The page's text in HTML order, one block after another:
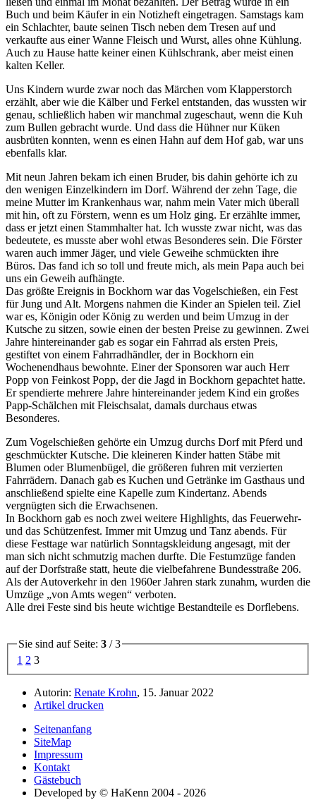
Buch und beim Käufer in ein Notizheft eingetragen. Samstags kam
ein Schlachter, baute seinen Tisch neben dem Tresen auf und
verkaufte aus einer Wanne Fleisch und Wurst, alles ohne Kühlung.
Auch zu Hause hatte keiner einen Kühlschrank, aber meist einen
kalten Keller.
Uns Kindern wurde zwar noch das Märchen vom Klapperstorch
erzählt, aber wie die Kälber und Ferkel entstanden, das wussten wir
genau, schließlich haben wir manchmal zugeschaut, wenn die Kuh
zum Bullen gebracht wurde. Und dass die Hühner nur Küken
ausbrüten konnten, wenn es einen Hahn auf dem Hof gab, war uns
ebenfalls klar.
Mit neun Jahren bekam ich einen Bruder, bis dahin gehörte ich zu
den wenigen Einzelkindern im Dorf. Während der zehn Tage, die
meine Mutter im Krankenhaus war, nahm mein Vater mich überall
mit hin, oft zu Förstern, wenn es um Holz ging. Er erzählte immer,
dass er jetzt einen Stammhalter hat. Ich wusste zwar nicht, was das
bedeutete, es musste aber wohl etwas Besonderes sein. Die Förster
waren auch immer Jäger, und viele Geweihe schmückten ihre
Büros. Das fand ich so toll und freute mich, als mein Papa auch bei
uns ein Geweih aufhängte.
Das größte Ereignis in Bockhorn war das Vogelschießen, ein Fest
für Jung und Alt. Morgens nahmen die Kinder an Spielen teil. Ziel
war es, Königin oder König zu werden und beim Umzug in der
Kutsche zu sitzen, sowie einen der besten Preise zu gewinnen. Zwei
Jahre hintereinander gab es sogar ein Fahrrad als ersten Preis,
gestiftet von einem Fahrradhändler, der in Bockhorn ein
Wochenendhaus bewohnte. Einer der Sponsoren war auch Herr
Popp von Feinkost Popp, der die Jagd in Bockhorn gepachtet hatte.
Er spendierte mehrere Jahre hintereinander jedem Kind ein großes
Papp-Schälchen mit Fleischsalat, damals durchaus etwas
Besonderes.
Zum Vogelschießen gehörte ein Umzug durchs Dorf mit Pferd und
geschmückter Kutsche. Die kleineren Kinder hatten Stäbe mit
Blumen oder Blumenbügel, die größeren fuhren mit verzierten
Fahrrädern. Danach gab es Kuchen und Getränke im Gasthaus und
anschließend spielte eine Kapelle zum Kindertanz. Abends
vergnügten sich die Erwachsenen.
In Bockhorn gab es noch zwei weitere Highlights, das Feuerwehr-
und das Schützenfest. Immer mit Umzug und Tanz abends. Für
diese Festtage war natürlich Sonntagskleidung angesagt, mit der
man sich nicht schmutzig machen durfte. Die Festumzüge fanden
auf der Dorfstraße statt, heute die vielbefahrene Bundesstraße 206.
Als der Autoverkehr in den 1960er Jahren stark zunahm, wurden die
Umzüge
von Amts wegen
verboten.
Alle drei Feste sind bis heute wichtige Bestandteile es Dorflebens.
Sie sind auf Seite: 3 / 3
1 2 3
Autorin: Renate Krohn, 15. Januar 2022
Artikel drucken
Seitenanfang
SiteMap
Impressum
Kontakt
Gästebuch
Developed by © HaKenn 2004 - 2026